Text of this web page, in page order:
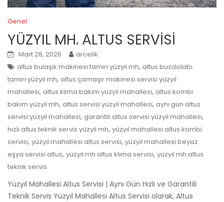
Genel
YÜZYIL MH. ALTUS SERVİSİ
Mart 28, 2026
arcelik
altus bulaşık makinesi tamiri yüzyıl mh, altus buzdolabı
tamiri yüzyıl mh, altus çamaşır makinesi servisi yüzyıl
mahallesi, altus klima bakım yüzyıl mahallesi, altus kombi
bakım yüzyıl mh, altus servisi yüzyıl mahallesi, aynı gün altus
servisi yüzyıl mahallesi, garantili altus servisi yüzyıl mahallesi,
hızlı altus teknik servis yüzyıl mh, yüzyıl mahallesi altus kombi
servisi, yüzyıl mahallesi altus servisi, yüzyıl mahallesi beyaz
eşya servisi altus, yüzyıl mh altus klima servisi, yüzyıl mh altus
teknik servis
Yüzyıl Mahallesi Altus Servisi | Aynı Gün Hızlı ve Garantili
Teknik Servis Yüzyıl Mahallesi Altus Servisi olarak, Altus